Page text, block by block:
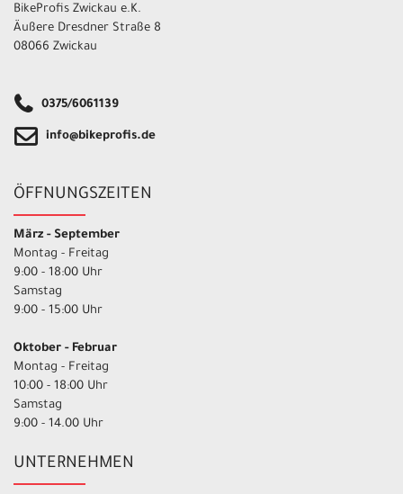
BikeProfis Zwickau e.K.
Äußere Dresdner Straße 8
08066 Zwickau
0375/6061139
info@bikeprofis.de
ÖFFNUNGSZEITEN
März - September
Montag - Freitag
9:00 - 18:00 Uhr
Samstag
9:00 - 15:00 Uhr
Oktober - Februar
Montag - Freitag
10:00 - 18:00 Uhr
Samstag
9:00 - 14.00 Uhr
UNTERNEHMEN